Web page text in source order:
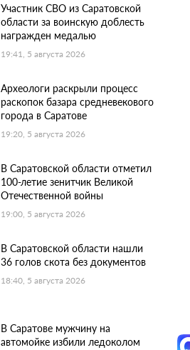
Участник СВО из Саратовской
области за воинскую доблесть
награжден медалью
19:41, 5 августа 2026
Археологи раскрыли процесс
раскопок базара средневекового
города в Саратове
19:20, 5 августа 2026
В Саратовской области отметил
100-летие зенитчик Великой
Отечественной войны
19:00, 5 августа 2026
В Саратовской области нашли
36 голов скота без документов
18:40, 5 августа 2026
В Саратове мужчину на
автомойке избили ледоколом